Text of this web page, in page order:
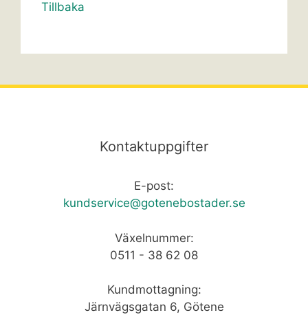
Tillbaka
Kontaktuppgifter
E-post:
kundservice@gotenebostader.se
Växelnummer:
0511 - 38 62 08
Kundmottagning:
Järnvägsgatan 6, Götene